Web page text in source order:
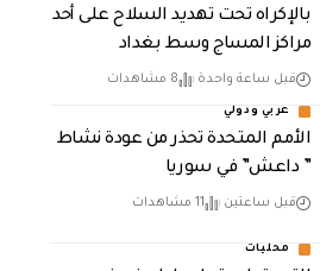
بالإكراه تحت تهديد السلاح على أحد
مراكز المساج وسط بغداد
قبل ساعة واحدة 8 مشاهدات
عربي ودولي
الأمم المتحدة تحذر من عودة نشاط
” داعش” في سوريا
قبل ساعتين 11 مشاهدات
محليات